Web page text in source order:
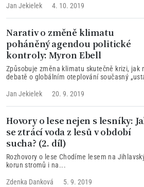
poté? A jak tyto skandály souvisí s nedávným
Jan Jekielek 4. 10. 2019
Narativ o změně klimatu
poháněný agendou politické
kontroly: Myron Ebell
Způsobuje změna klimatu skutečně krizi, jak
debatě o globálním oteplování současný
ovlivní změna klimatu prezidentské volby v
Jan Jekielek 20. 9. 2019
Hovory o lese nejen s lesníky:
se ztrácí voda z lesů v období
sucha? (2. díl)
Rozhovory o lese Chodíme lesem na
korun stromů i na...
Zdenka Danková 5. 9. 2019